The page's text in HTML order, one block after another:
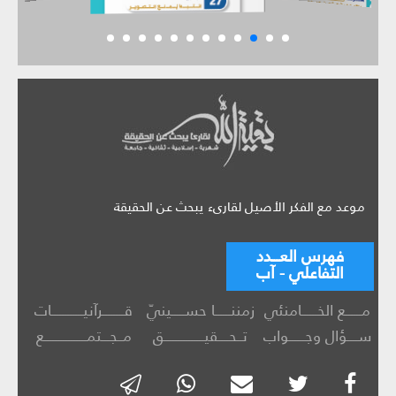
موعد مع الفكر الأصيل لقارىء يبحث عن الحقيقة
فهرس العـــدد
التفاعلي - آب
مــــــع الخــــــامنئي زمننــــــا حســـــينيّ
قــــــــرآنيــــــــــــات
ســــؤال وجــــــواب
تــحــــقيـــــــــــــــق مــجـــتمــــــــــــــــع